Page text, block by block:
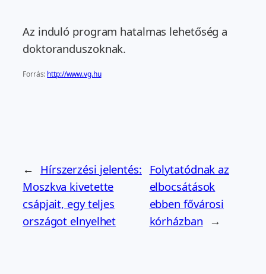
Az induló program hatalmas lehetőség a
doktoranduszoknak.
Forrás: http://www.vg.hu
← Hírszerzési jelentés:
Moszkva kivetette
csápjait, egy teljes
országot elnyelhet
Folytatódnak az
elbocsátások
ebben fővárosi
kórházban →